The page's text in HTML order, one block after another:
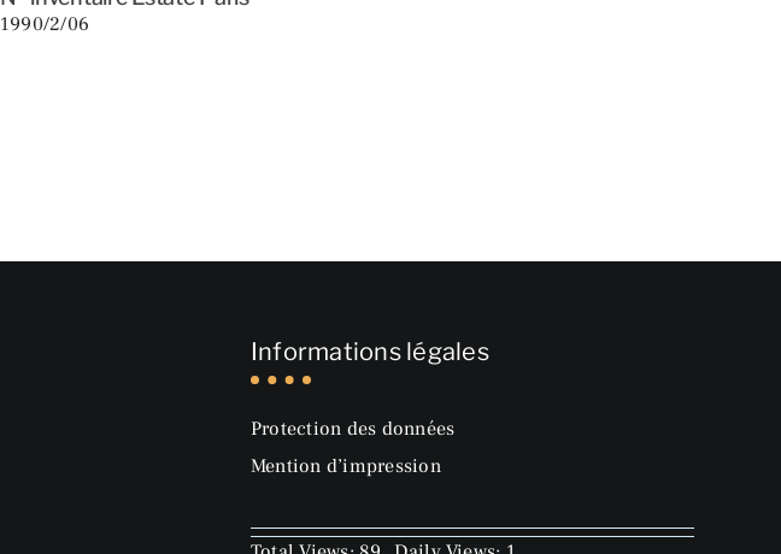
1990/2/06
Informations légales
Protection des données
Mention d’impression